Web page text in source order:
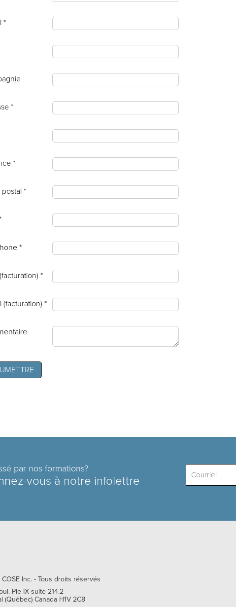
*
*
*
*
*
*
(facturation) *
par nos formations?
vous à notre infolettre
COSE Inc.- Tous droits réservés
Pie IX suite 214.2
(Québec) Canada H1V 2C8